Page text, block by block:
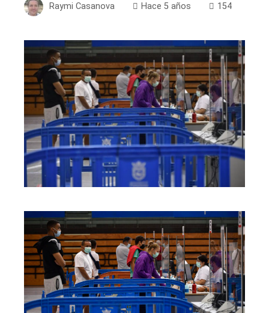
Raymi Casanova Hace 5 años 154